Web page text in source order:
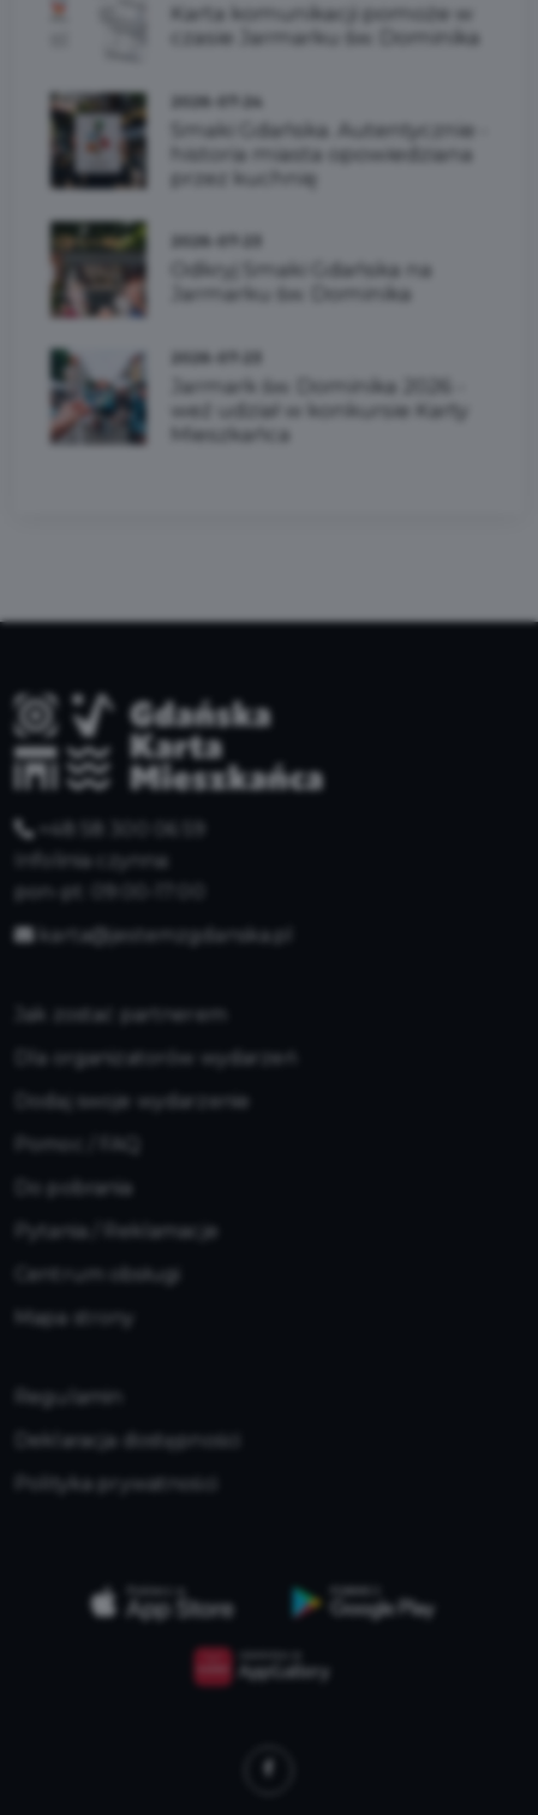
Karta komunikacji pomoże w
czasie Jarmarku św. Dominika
Smaki Gdańska. Autentycznie -
historia miasta opowiedziana
przez kuchnię
Odkryj Smaki Gdańska na
Jarmarku św. Dominika
Jarmark św. Dominika 2026 -
weź udział w konkursie Karty
Mieszkańca
+48 58 300 06 59
Infolinia czynna:
pon-pt: 09:00-17:00
karta@jestemzgdanska.pl
Jak zostać partnerem
Dla organizatorów wydarzeń
Dodaj swoje wydarzenie
Do pobrania
Pytania / Reklamacje
Centrum obsługi
Mapa strony
Regulamin
Deklaracja dostępności
Polityka prywatności